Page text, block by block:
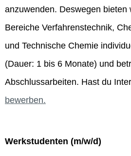
anzuwenden. Deswegen bieten
Bereiche Verfahrenstechnik,
und Technische Chemie
(Dauer: 1 bis 6 Monate) und
Abschlussarbeiten. Hast du
bewerben.
Werkstudenten (m/w/d)